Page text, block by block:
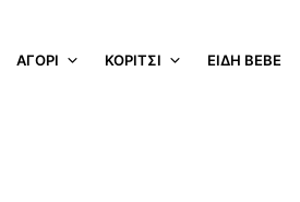
ΑΓΟΡΙ ΚΟΡΙΤΣΙ ΕΊΔΗ BEBE